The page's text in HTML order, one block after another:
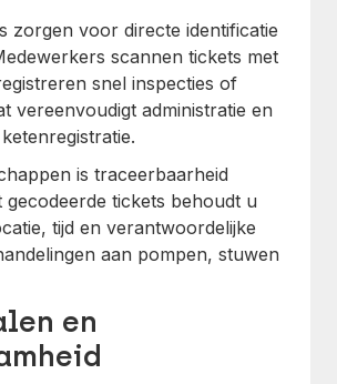
zorgen voor directe identificatie
scannen tickets met
snel inspecties of
vereenvoudigt administratie en
is traceerbaarheid
gecodeerde tickets behoudt u
tijd en verantwoordelijke
aan pompen, stuwen
en